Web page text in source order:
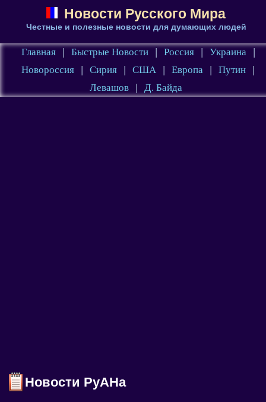
Новости Русского Мира
Честные и полезные новости для думающих людей
Главная | Быстрые Новости | Россия | Украина
|
Новороссия
| Сирия | США | Европа | Путин
|
Левашов
| Д. Байда
Новости РуАНа